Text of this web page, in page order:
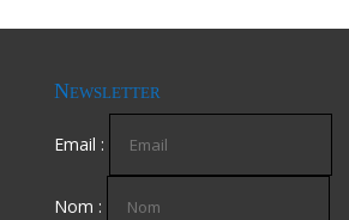
Newsletter
Email :
Nom :